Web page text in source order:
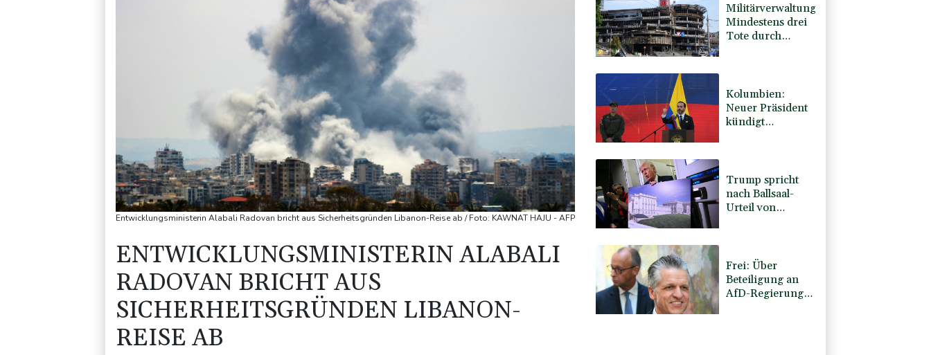
Entwicklungsministerin Alabali Radovan bricht aus Sicherheitsgründen Libanon-Reise ab / Foto: KAWNAT HAJU - AFP
ENTWICKLUNGSMINISTERIN ALABALI
RADOVAN BRICHT AUS
SICHERHEITSGRÜNDEN LIBANON-
REISE AB
Militärverwaltung:
Mindestens drei
Tote durch
Kolumbien:
Neuer Präsident
kündigt
Trump spricht
nach Ballsaal-
Urteil von
Frei: Über
Beteiligung an
AfD-Regierung